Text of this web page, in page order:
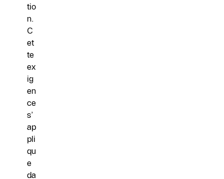
tio
n.
C
et
te
ex
ig
en
ce
s’
ap
pli
qu
e
da